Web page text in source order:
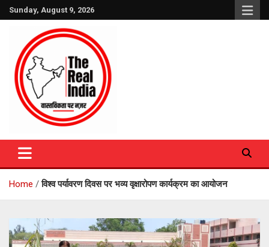
Skip
to
Sunday, August 9, 2026
The Real India
Home विश्व पर्यावरण दिवस पर भव्य वृक्षारोपण कार्यक्रम का आयोजन